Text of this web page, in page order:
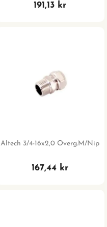
191,13 kr
Altech 3/4-16x2,0 Overg.m/nip
167,44 kr